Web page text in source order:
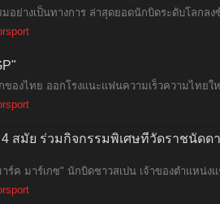
มอย่างเป็นทางการ ล่าสุดยอดนักบิดระดับโลกล
ของไทย ออกโรงแนะแฟนความเร็วความไทย
มัย ร่วมกิจกรรมพิเศษที่วัดราชนัดด
มาร์เกซ" นักบิดชาวสเปน เจ้าของตำแหน่ง